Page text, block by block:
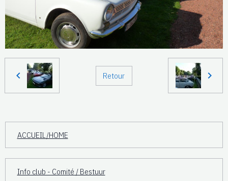
Retour
ACCUEIL/HOME
Info club - Comité / Bestuur